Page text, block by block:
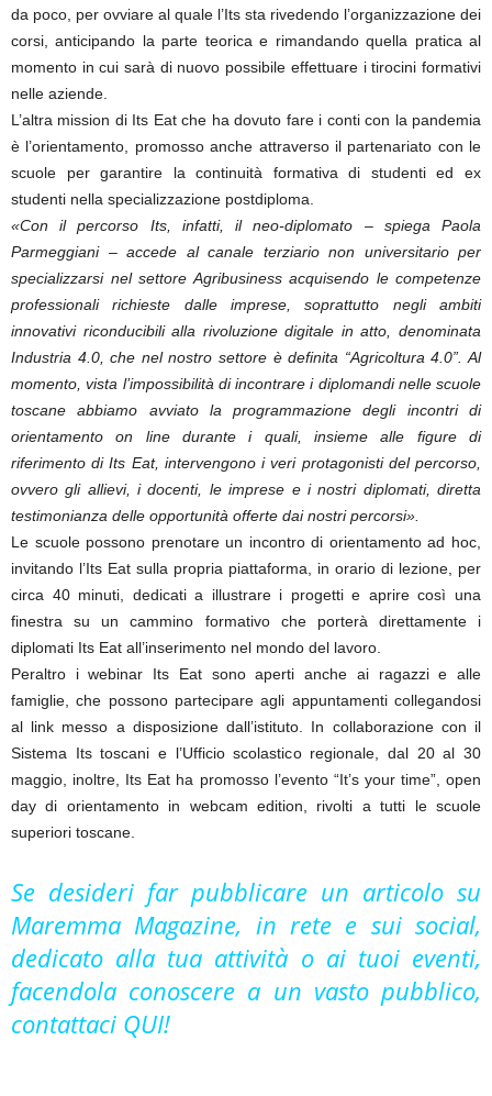
da poco, per ovviare al quale l’Its sta rivedendo l’organizzazione dei
corsi, anticipando la parte teorica e rimandando quella pratica al
momento in cui sarà di nuovo possibile effettuare i tirocini formativi
nelle aziende.
L’altra mission di Its Eat che ha dovuto fare i conti con la pandemia
è l’orientamento, promosso anche attraverso il partenariato con le
scuole per garantire la continuità formativa di studenti ed ex
studenti nella specializzazione postdiploma.
«Con il percorso Its, infatti, il neo-diplomato – spiega Paola
Parmeggiani – accede al canale terziario non universitario per
specializzarsi nel settore Agribusiness acquisendo le competenze
professionali richieste dalle imprese, soprattutto negli ambiti
innovativi riconducibili alla rivoluzione digitale in atto, denominata
Industria 4.0, che nel nostro settore è definita “Agricoltura 4.0”. Al
momento, vista l’impossibilità di incontrare i diplomandi nelle scuole
toscane abbiamo avviato la programmazione degli incontri di
orientamento on line durante i quali, insieme alle figure di
riferimento di Its Eat, intervengono i veri protagonisti del percorso,
ovvero gli allievi, i docenti, le imprese e i nostri diplomati, diretta
testimonianza delle opportunità offerte dai nostri percorsi».
Le scuole possono prenotare un incontro di orientamento ad hoc,
invitando l’Its Eat sulla propria piattaforma, in orario di lezione, per
circa 40 minuti, dedicati a illustrare i progetti e aprire così una
finestra su un cammino formativo che porterà direttamente i
diplomati Its Eat all’inserimento nel mondo del lavoro.
Peraltro i webinar Its Eat sono aperti anche ai ragazzi e alle
famiglie, che possono partecipare agli appuntamenti collegandosi
al link messo a disposizione dall’istituto. In collaborazione con il
Sistema Its toscani e l’Ufficio scolastico regionale, dal 20 al 30
maggio, inoltre, Its Eat ha promosso l’evento “It’s your time”, open
day di orientamento in webcam edition, rivolti a tutti le scuole
superiori toscane.
Se desideri far pubblicare un articolo su
Maremma Magazine, in rete e sui social,
dedicato alla tua attività o ai tuoi eventi,
facendola conoscere a un vasto pubblico,
contattaci QUI!